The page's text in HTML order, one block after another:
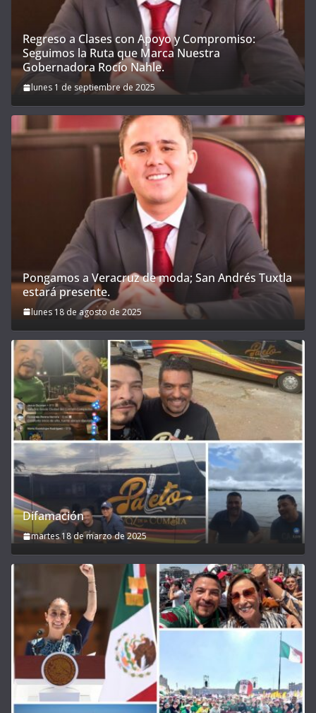
Regreso a Clases con Apoyo y Compromiso:
Seguimos la Ruta que Marca Nuestra
Gobernadora Rocío Nahle.
lunes 1 de septiembre de 2025
Pongamos a Veracruz de moda; San Andrés Tuxtla
estará presente.
lunes 18 de agosto de 2025
Difamación
martes 18 de marzo de 2025